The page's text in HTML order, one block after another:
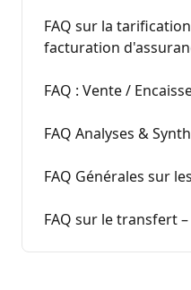
FAQ sur la
facturation
FAQ : Vente /
FAQ Analyses &
FAQ Générales sur
FAQ sur le transfert